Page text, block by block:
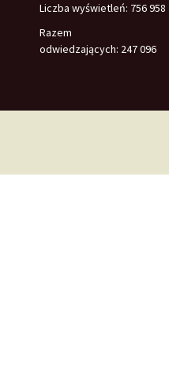
Liczba wyświetleń: 756 958
Razem
odwiedzających: 247 096